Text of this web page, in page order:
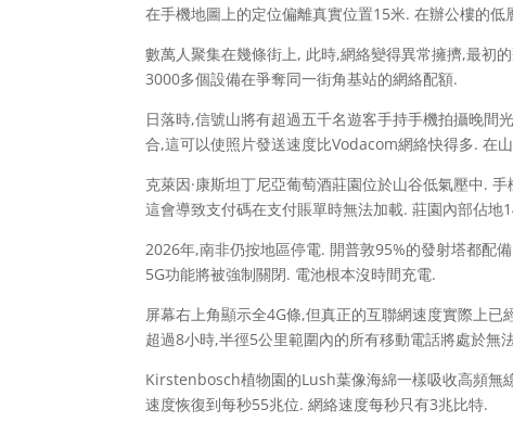
在手機地圖上的定位偏離真實位置15米. 在辦公樓的
數萬人聚集在幾條街上, 此時,網絡變得異常擁擠,最初
3000多個設備在爭奪同一街角基站的網絡配額.
日落時,信號山將有超過五千名遊客手持手機拍攝晚間
合,這可以使照片發送速度比Vodacom網絡快得多. 在
克萊因·康斯坦丁尼亞葡萄酒莊園位於山谷低氣壓中.
這會導致支付碼在支付賬單時無法加載. 莊園內部佔
2026年,南非仍按地區停電. 開普敦95%的發射塔都配
5G功能將被強制關閉. 電池根本沒時間充電.
屏幕右上角顯示全4G條,但真正的互聯網速度實際上
超過8小時,半徑5公里範圍內的所有移動電話將處於無
Kirstenbosch植物園的Lush葉像海綿一樣吸收高頻無
速度恢復到每秒55兆位. 網絡速度每秒只有3兆比特.